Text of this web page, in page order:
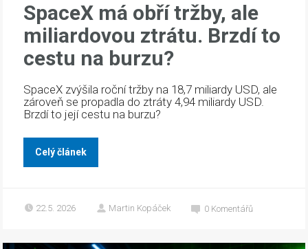
SpaceX má obří tržby, ale
miliardovou ztrátu. Brzdí to
cestu na burzu?
SpaceX zvýšila roční tržby na 18,7 miliardy USD, ale
zároveň se propadla do ztráty 4,94 miliardy USD.
Brzdí to její cestu na burzu?
Celý článek
22.5. 2026 Martin Kopáček 0 Komentářů